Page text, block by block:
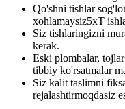
Qo'shni tishlar
xohlamaysiz5xT
Siz tishlaringizni
kerak.
Eski plombalar,
tibbiy ko'rsatmalar
Siz kalit taslimni
rejalashtirmoqdasiz